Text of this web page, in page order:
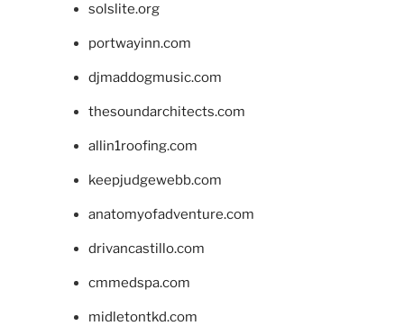
solslite.org
portwayinn.com
djmaddogmusic.com
thesoundarchitects.com
allin1roofing.com
keepjudgewebb.com
anatomyofadventure.com
drivancastillo.com
cmmedspa.com
midletontkd.com